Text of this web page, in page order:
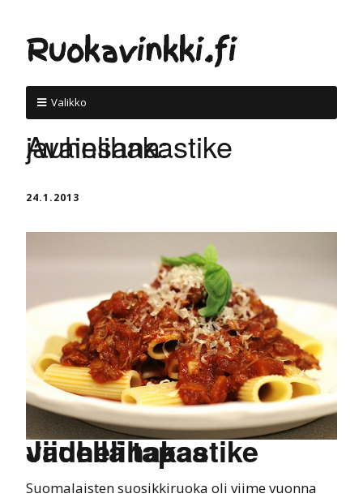
Ruokavinkki.fi
Valikko
Avainsana:
jauhelihakastike
24.1.2013
Jauhelihakastike viidellä tapaa
Suomalaisten suosikkiruoka oli viime vuonna